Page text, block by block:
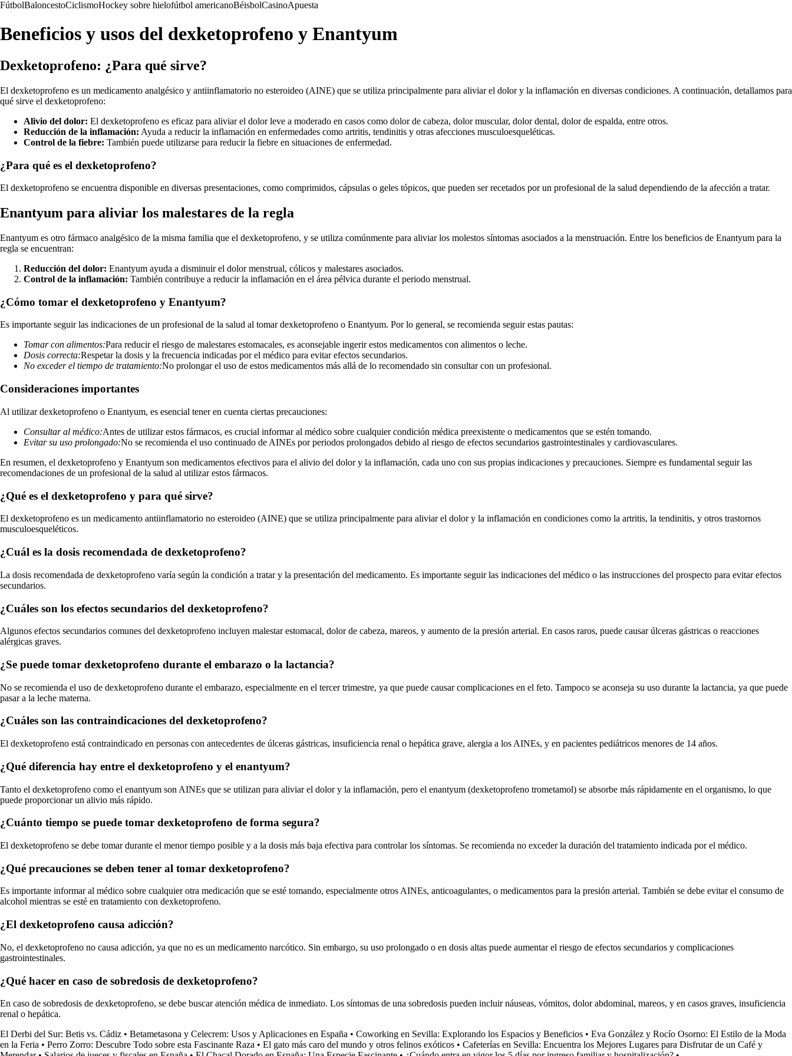
FútbolBaloncestoCiclismoHockey sobre hielofútbol americanoBéisbolCasinoApuesta
Beneficios y usos del dexketoprofeno y Enantyum
Dexketoprofeno: ¿Para qué sirve?
El dexketoprofeno es un medicamento analgésico y antiinflamatorio no esteroideo (AINE) que se utiliza principalmente para aliviar el dolor y la inflamación en diversas condiciones. A continuación, detallamos para
qué sirve el dexketoprofeno:
Alivio del dolor: El dexketoprofeno es eficaz para aliviar el dolor leve a moderado en casos como dolor de cabeza, dolor muscular, dolor dental, dolor de espalda, entre otros.
Reducción de la inflamación: Ayuda a reducir la inflamación en enfermedades como artritis, tendinitis y otras afecciones musculoesqueléticas.
Control de la fiebre: También puede utilizarse para reducir la fiebre en situaciones de enfermedad.
¿Para qué es el dexketoprofeno?
El dexketoprofeno se encuentra disponible en diversas presentaciones, como comprimidos, cápsulas o geles tópicos, que pueden ser recetados por un profesional de la salud dependiendo de la afección a tratar.
Enantyum para aliviar los malestares de la regla
Enantyum es otro fármaco analgésico de la misma familia que el dexketoprofeno, y se utiliza comúnmente para aliviar los molestos síntomas asociados a la menstruación. Entre los beneficios de Enantyum para la
regla se encuentran:
Reducción del dolor: Enantyum ayuda a disminuir el dolor menstrual, cólicos y malestares asociados.
Control de la inflamación: También contribuye a reducir la inflamación en el área pélvica durante el periodo menstrual.
¿Cómo tomar el dexketoprofeno y Enantyum?
Es importante seguir las indicaciones de un profesional de la salud al tomar dexketoprofeno o Enantyum. Por lo general, se recomienda seguir estas pautas:
Tomar con alimentos:Para reducir el riesgo de malestares estomacales, es aconsejable ingerir estos medicamentos con alimentos o leche.
Dosis correcta:Respetar la dosis y la frecuencia indicadas por el médico para evitar efectos secundarios.
No exceder el tiempo de tratamiento:No prolongar el uso de estos medicamentos más allá de lo recomendado sin consultar con un profesional.
Consideraciones importantes
Al utilizar dexketoprofeno o Enantyum, es esencial tener en cuenta ciertas precauciones:
Consultar al médico:Antes de utilizar estos fármacos, es crucial informar al médico sobre cualquier condición médica preexistente o medicamentos que se estén tomando.
Evitar su uso prolongado:No se recomienda el uso continuado de AINEs por periodos prolongados debido al riesgo de efectos secundarios gastrointestinales y cardiovasculares.
En resumen, el dexketoprofeno y Enantyum son medicamentos efectivos para el alivio del dolor y la inflamación, cada uno con sus propias indicaciones y precauciones. Siempre es fundamental seguir las
recomendaciones de un profesional de la salud al utilizar estos fármacos.
¿Qué es el dexketoprofeno y para qué sirve?
El dexketoprofeno es un medicamento antiinflamatorio no esteroideo (AINE) que se utiliza principalmente para aliviar el dolor y la inflamación en condiciones como la artritis, la tendinitis, y otros trastornos
musculoesqueléticos.
¿Cuál es la dosis recomendada de dexketoprofeno?
La dosis recomendada de dexketoprofeno varía según la condición a tratar y la presentación del medicamento. Es importante seguir las indicaciones del médico o las instrucciones del prospecto para evitar efectos
secundarios.
¿Cuáles son los efectos secundarios del dexketoprofeno?
Algunos efectos secundarios comunes del dexketoprofeno incluyen malestar estomacal, dolor de cabeza, mareos, y aumento de la presión arterial. En casos raros, puede causar úlceras gástricas o reacciones
alérgicas graves.
¿Se puede tomar dexketoprofeno durante el embarazo o la lactancia?
No se recomienda el uso de dexketoprofeno durante el embarazo, especialmente en el tercer trimestre, ya que puede causar complicaciones en el feto. Tampoco se aconseja su uso durante la lactancia, ya que puede
pasar a la leche materna.
¿Cuáles son las contraindicaciones del dexketoprofeno?
El dexketoprofeno está contraindicado en personas con antecedentes de úlceras gástricas, insuficiencia renal o hepática grave, alergia a los AINEs, y en pacientes pediátricos menores de 14 años.
¿Qué diferencia hay entre el dexketoprofeno y el enantyum?
Tanto el dexketoprofeno como el enantyum son AINEs que se utilizan para aliviar el dolor y la inflamación, pero el enantyum (dexketoprofeno trometamol) se absorbe más rápidamente en el organismo, lo que
puede proporcionar un alivio más rápido.
¿Cuánto tiempo se puede tomar dexketoprofeno de forma segura?
El dexketoprofeno se debe tomar durante el menor tiempo posible y a la dosis más baja efectiva para controlar los síntomas. Se recomienda no exceder la duración del tratamiento indicada por el médico.
¿Qué precauciones se deben tener al tomar dexketoprofeno?
Es importante informar al médico sobre cualquier otra medicación que se esté tomando, especialmente otros AINEs, anticoagulantes, o medicamentos para la presión arterial. También se debe evitar el consumo de
alcohol mientras se esté en tratamiento con dexketoprofeno.
¿El dexketoprofeno causa adicción?
No, el dexketoprofeno no causa adicción, ya que no es un medicamento narcótico. Sin embargo, su uso prolongado o en dosis altas puede aumentar el riesgo de efectos secundarios y complicaciones
gastrointestinales.
¿Qué hacer en caso de sobredosis de dexketoprofeno?
En caso de sobredosis de dexketoprofeno, se debe buscar atención médica de inmediato. Los síntomas de una sobredosis pueden incluir náuseas, vómitos, dolor abdominal, mareos, y en casos graves, insuficiencia
renal o hepática.
El Derbi del Sur: Betis vs. Cádiz • Betametasona y Celecrem: Usos y Aplicaciones en España • Coworking en Sevilla: Explorando los Espacios y Beneficios • Eva González y Rocío Osorno: El Estilo de la Moda
en la Feria • Perro Zorro: Descubre Todo sobre esta Fascinante Raza • El gato más caro del mundo y otros felinos exóticos • Cafeterías en Sevilla: Encuentra los Mejores Lugares para Disfrutar de un Café y